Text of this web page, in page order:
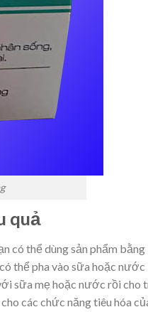
quả
có thể dùng sản phẩm bằng
thể pha vào sữa hoặc nước
sữa mẹ hoặc nước rồi cho
các chức năng tiêu hóa